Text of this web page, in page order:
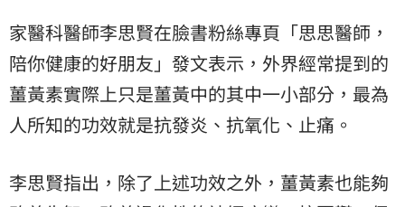
家醫科醫師李思賢在臉書粉絲專頁「思思醫師，
陪你健康的好朋友」發文表示，外界經常提到的
薑黃素實際上只是薑黃中的其中一小部分，最為
人所知的功效就是抗發炎、抗氧化、止痛。
李思賢指出，除了上述功效之外，薑黃素也能夠